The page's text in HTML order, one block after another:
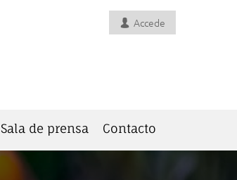
Accede
Sala de prensa Contacto